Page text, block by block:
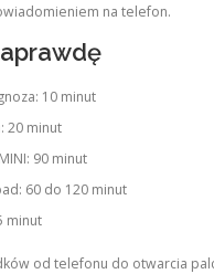
na telefon.
10 minut
20 minut
90 minut
60 do 120 minut
minut
od telefonu do otwarcia